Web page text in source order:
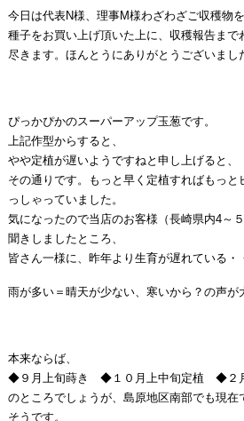
今日は代表N様、理事M様わざわざご収穫物
種子をお買い上げ頂いた上に、収穫報告まで
尽きます。ほんとうにありがとうございまし
ぴっかぴかのスーパーアップ玉葱です。
上記作型からすると、
やや定植が遅いようですねと申し上げると、
その通りです。もっと早く定植すればもっと
っしゃっていました。
気になったので当店のお客様（長崎県内4～
聞きしましたところ、
皆さん一様に、昨年より生育が遅れている・
雨が多い＝晴天が少ない、寒いから？の声が
本来ならば、
◆９月上旬蒔き ◆１０月上中旬定植 ◆２月
のところでしょうが、島原地区南部でも現
そうです。